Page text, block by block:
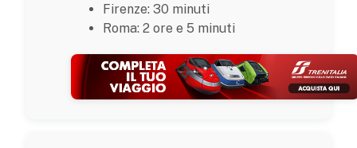
Firenze: 30 minuti
Roma: 2 ore e 5 minuti